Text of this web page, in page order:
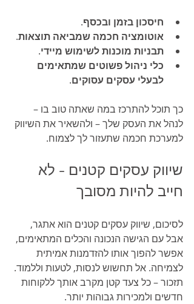
חיסכון בזמן ובכסף.
אוטומציה חכמה שמביאה תוצאות.
תבניות מוכנות לשימוש מיידי.
כלי ניהול פשוטים שמתאימים
לבעלי עסקים עסוקים.
כך תוכל להתרכז במה שאתה טוב בו –
לנהל את העסק שלך – ולהשאיר את השיווק
למערכת חכמה שתעזור לך לצמוח.
שיווק עסקים קטנים – לא
חייב להיות מסובך
לסיכום, שיווק עסקים קטנים הוא אתגר,
אבל עם הגישה הנכונה והכלים המתאימים,
אפשר להפוך אותו להזדמנות אמיתית
לצמיחה. אל תחשוש לנסות, לטעות וללמוד.
תזכור – כל צעד קטן מקרב אותך ללקוחות
חדשים ולמכירות גבוהות יותר.